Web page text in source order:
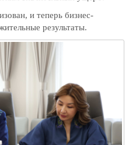
и теперь бизнес-
результаты.